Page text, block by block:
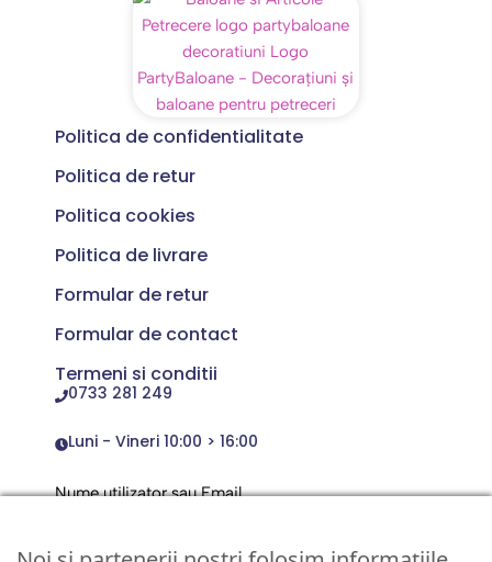
Politica de confidentialitate
Politica de retur
Politica cookies
Politica de livrare
Formular de retur
Formular de contact
Termeni si conditii
0733 281 249
Luni - Vineri 10:00 > 16:00
Nume utilizator sau Email